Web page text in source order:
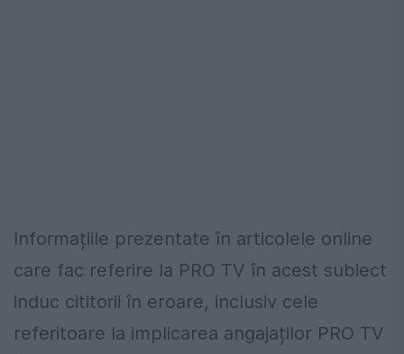
Informațiile prezentate în articolele online
care fac referire la PRO TV în acest subiect
induc cititorii în eroare, inclusiv cele
referitoare la implicarea angajaților PRO TV